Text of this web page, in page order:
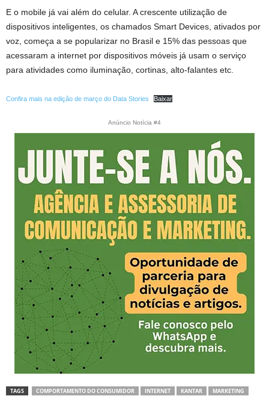
E o mobile já vai além do celular. A crescente utilização de
dispositivos inteligentes, os chamados Smart Devices, ativados por
voz, começa a se popularizar no Brasil e 15% das pessoas que
acessaram a internet por dispositivos móveis já usam o serviço
para atividades como iluminação, cortinas, alto-falantes etc.
Confira mais na edição de março do Data Stories Baixar
Anúncio Notícia #4
TAGS COMPORTAMENTO DO CONSUMIDOR INTERNET KANTAR MARKETING